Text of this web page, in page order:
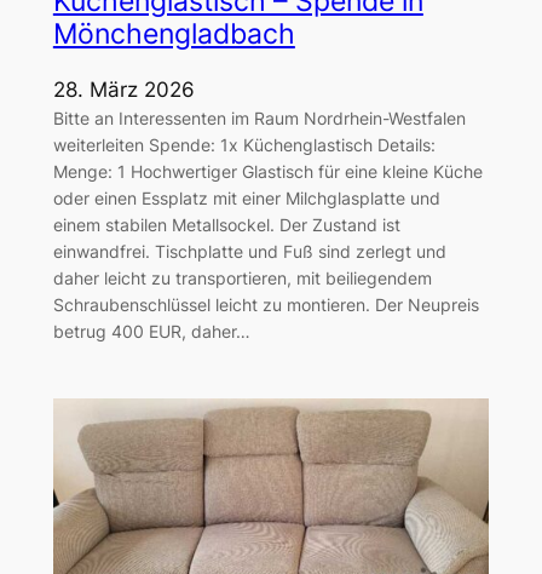
Mönchengladbach
28. März 2026
Bitte an Interessenten im Raum Nordrhein-Westfalen
weiterleiten Spende: 1x Küchenglastisch Details:
Menge: 1 Hochwertiger Glastisch für eine kleine Küche
oder einen Essplatz mit einer Milchglasplatte und
einem stabilen Metallsockel. Der Zustand ist
einwandfrei. Tischplatte und Fuß sind zerlegt und
daher leicht zu transportieren, mit beiliegendem
Schraubenschlüssel leicht zu montieren. Der Neupreis
betrug 400 EUR, daher…